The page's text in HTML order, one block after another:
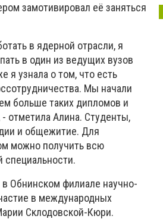
замотивировал её заняться
в ядерной отрасли, я
в один из ведущих вузов
я узнала о том, что есть
Мы начали
больше таких дипломов и
отметила Алина. Студенты,
и общежитие. Для
можно получить всю
Обнинском филиале научно-
в международных
Склодовской-Кюри.